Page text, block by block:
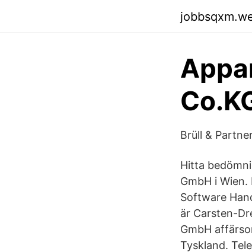
Brüll &
Hitta
GmbH i
Software
är Carsten-
GmbH
Tyskland.